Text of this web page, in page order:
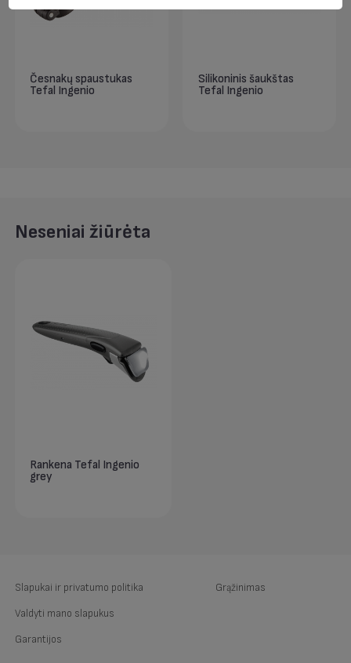
Česnakų spaustukas
Tefal Ingenio
Silikoninis šaukštas
Tefal Ingenio
Neseniai žiūrėta
Rankena Tefal Ingenio
grey
Slapukai ir privatumo politika
Valdyti mano slapukus
Garantijos
Grąžinimas